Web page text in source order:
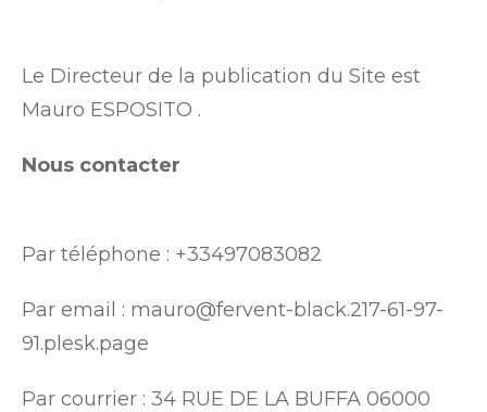
Le Directeur de la publication du Site est
Mauro ESPOSITO .
Nous contacter
Par téléphone : +33497083082
Par email : mauro@fervent-black.217-61-97-
91.plesk.page
Par courrier : 34 RUE DE LA BUFFA 06000